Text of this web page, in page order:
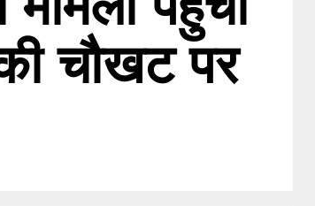
चौखट पर